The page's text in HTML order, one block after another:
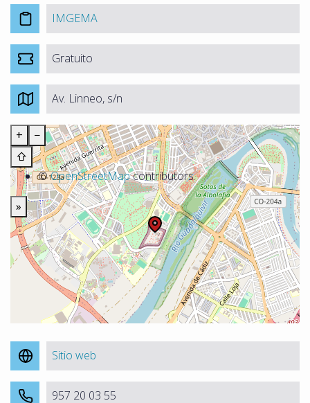
IMGEMA
Gratuito
Av. Linneo, s/n
+
−
⇧
©OpenStreetMapcontributors.
»
Sitio web
957 20 03 55